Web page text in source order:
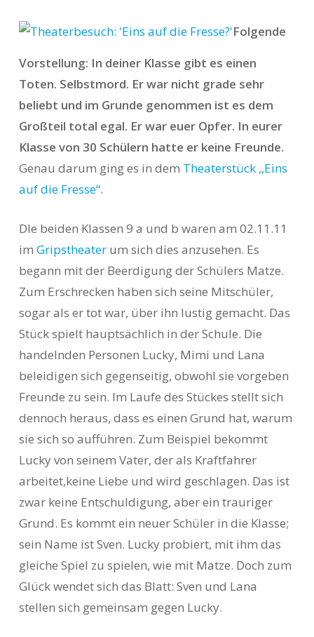
Folgende
Vorstellung: In deiner Klasse gibt es einen
Toten. Selbstmord. Er war nicht grade sehr
beliebt und im Grunde genommen ist es dem
Großteil total egal. Er war euer Opfer. In eurer
Klasse von 30 Schülern hatte er keine Freunde.
Genau darum ging es in dem Theaterstück ,,Eins
auf die Fresse“.
DIe beiden Klassen 9 a und b waren am 02.11.11
im Gripstheaterum sich dies anzusehen. Es
begann mit der Beerdigung der Schülers Matze.
Zum Erschrecken haben sich seine Mitschüler,
sogar als er tot war, über ihn lustig gemacht. Das
Stück spielt hauptsächlich in der Schule. Die
handelnden Personen Lucky, Mimi und Lana
beleidigen sich gegenseitig, obwohl sie vorgeben
Freunde zu sein. Im Laufe des Stückes stellt sich
dennoch heraus, dass es einen Grund hat, warum
sie sich so aufführen. Zum Beispiel bekommt
Lucky von seinem Vater, der als Kraftfahrer
arbeitet,keine Liebe und wird geschlagen. Das ist
zwar keine Entschuldigung, aber ein trauriger
Grund. Es kommt ein neuer Schüler in die Klasse;
sein Name ist Sven. Lucky probiert, mit ihm das
gleiche Spiel zu spielen, wie mit Matze. Doch zum
Glück wendet sich das Blatt: Sven und Lana
stellen sich gemeinsam gegen Lucky.